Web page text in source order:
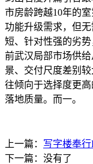
市房龄跨越10年的
功能升级需求，但
短、针对性强的劣
前武汉局部市场供
景、交付尺度差别
往倾向于选择度更
落地质量。而一。
上一篇： 写字楼奉
下一篇：没有了